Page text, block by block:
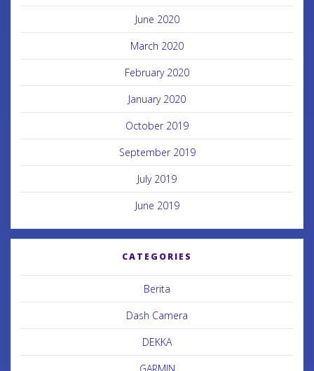
June 2020
March 2020
February 2020
January 2020
October 2019
September 2019
July 2019
June 2019
CATEGORIES
Berita
Dash Camera
DEKKA